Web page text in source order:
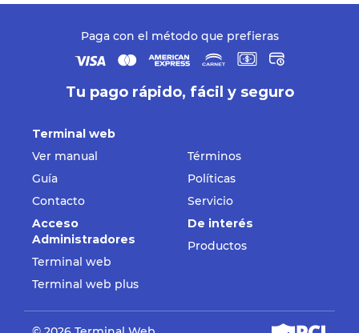
Paga con el método que prefieras
Tu pago rápido, fácil y seguro
Terminal web
Ver manual
Guía
Contacto
Términos
Políticas
Servicio
Acceso
Administradores
Terminal web
Terminal web plus
De interés
Productos